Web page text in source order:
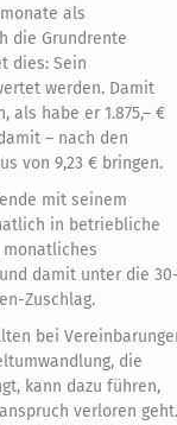
als
die Grundrente
dies: Sein
werden. Damit
als habe er 1.875,– €
– nach den
von 9,23 € bringen.
mit seinem
in betriebliche
damit unter die
Zuschlag.
bei
die
kann dazu führen,
verloren geht.